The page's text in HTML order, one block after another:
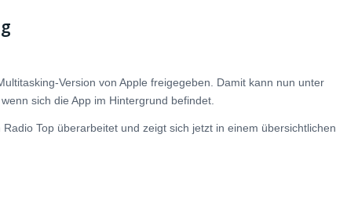
Version von Apple freigegeben. Damit kann nun unter
sich die App im Hintergrund befindet.
Top überarbeitet und zeigt sich jetzt in einem übersichtlichen